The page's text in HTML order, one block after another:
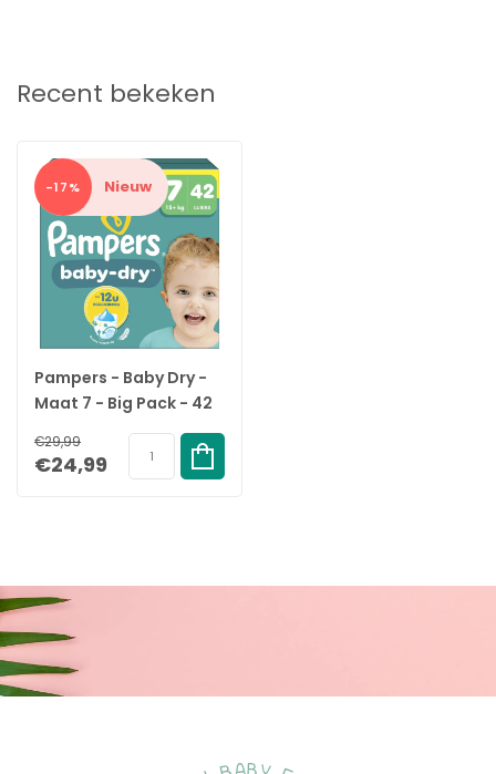
Recent bekeken
-17% Nieuw
Pampers - Baby Dry -
Maat 7 - Big Pack - 42
stuks - 15+ KG
€29,99
€24,99